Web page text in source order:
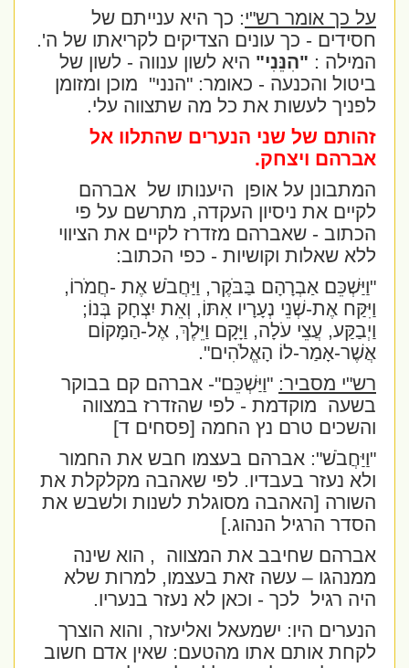
על כך אומר רש"י: כך היא ענייתם של
חסידים - כך עונים הצדיקים לקריאתו של ה'.
המילה : "הִנֵּנִי"היא לשון ענווה - לשון של
ביטול והכנעה - כאומר: "הנני" מוכן ומזומן
לפניך לעשות את כל מה שתצווה עלי.
זהותם של שני הנערים שהתלוו אל
אברהם ויצחק.
המתבונן על אופן היענותו של אברהם
לקיים את ניסיון העקדה, מתרשם על פי
הכתוב - שאברהם מזדרז לקיים את הציווי
ללא שאלות וקושיות - כפי הכתוב:
"וַיַּשְׁכֵּם אַבְרָהָם בַּבֹּקֶר, וַיַּחֲבֹשׁ אֶת -חֲמֹרוֹ,
וַיִּקַּח אֶת-שְׁנֵי נְעָרָיו אִתּוֹ, וְאֵת יִצְחָק בְּנוֹ;
וַיְבַקַּע, עֲצֵי עֹלָה, וַיָּקָם וַיֵּלֶךְ, אֶל-הַמָּקוֹם
אֲשֶׁר-אָמַר-לוֹ הָאֱלֹהִים".
רש"י מסביר:"וַיַּשְׁכֵּם"- אברהם קם בבוקר
בשעה מוקדמת - לפי שהזדרז במצווה
והשכים טרם נץ החמה [פסחים ד]
"וַיַּחֲבֹשׁ": אברהם בעצמו חבש את החמור
ולא נעזר בעבדיו. לפי שאהבה מקלקלת את
השורה [האהבה מסוגלת לשנות ולשבש את
הסדר הרגיל הנהוג.]
אברהם שחיבב את המצווה , הוא שינה
ממנהגו – עשה זאת בעצמו, למרות שלא
היה רגיל לכך - וכאן לא נעזר בנעריו.
הנערים היו: ישמעאל ואליעזר, והוא הוצרך
לקחת אותם אתו מהטעם: שאין אדם חשוב